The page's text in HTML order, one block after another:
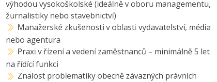
výhodou vysokoškolské (ideálně v oboru managementu,
žurnalistiky nebo stavebnictví)
Manažerské zkušenosti v oblasti vydavatelství, média
nebo agentura
Praxi v řízení a vedení zaměstnanců – minimálně 5 let
na řídící funkci
Znalost problematiky obecně závazných právních